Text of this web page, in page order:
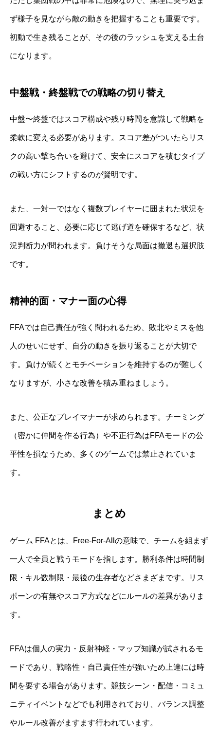
ず様子を見ながら敵の動きを把握することも重要です。
初動で生き残ることが、その後のラッシュを支える土台
になります。
中盤戦・終盤戦での戦略の切り替え
中盤〜終盤ではスコア構成や残り時間を意識して戦略を
柔軟に変える必要があります。スコア差がついたらリス
クの高い撃ち合いを避けて、安全にスコアを積むタイプ
の戦い方にシフトするのが賢明です。
また、一対一ではなく複数プレイヤーに囲まれた状況を
回避すること、必要に応じて逃げ道を確保するなど、状
況判断力が問われます。負けそうな局面は撤退も選択肢
です。
精神的面・マナー面の心得
FFAでは自己責任が強く問われるため、敗北やミスを他
人のせいにせず、自分の動きを振り返ることが大切で
す。負けが続くとモチベーションを維持するのが難しく
なりますが、小さな改善を積み重ねましょう。
また、公正なプレイマナーが求められます。チーミング
（密かに仲間を作る行為）や不正行為はFFAモードの公
平性を損なうため、多くのゲームでは禁止されていま
す。
まとめ
ゲーム FFAとは、Free-For-Allの意味で、チームを組まず
一人で全員と戦うモードを指します。勝利条件は時間制
限・キル数制限・最後の生存者などさまざまです。リス
ポーンの有無やスコア方式などにルールの差異がありま
す。
FFAは個人の実力・反射神経・マップ知識が試されるモ
ードであり、戦略性・自己責任性が強いため上達には時
間を要する場合があります。競技シーン・配信・コミュ
ニティイベントなどでも利用されており、バランス調整
やルール改善がますます行われています。